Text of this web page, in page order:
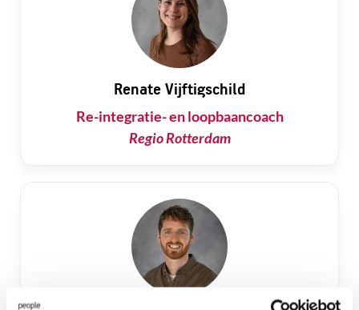
Renate Vijftigschild
Re-integratie- en loopbaancoach
Regio Rotterdam